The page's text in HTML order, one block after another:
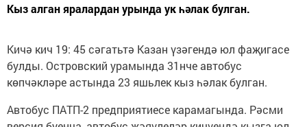
Кыз алган яралардан урында ук һәлак булган.
Кичә кич 19: 45 сәгатьтә Казан үзәгендә юл фаҗигасе
булды. Островский урамында 31нче автобус
көпчәкләре астында 23 яшьлек кыз һәлак булган.
Автобус ПАТП-2 предприятиесе карамагында. Рәсми